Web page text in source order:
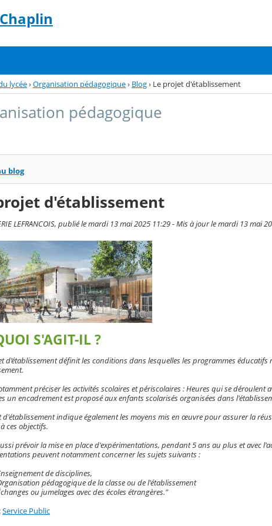
lycée›Organisation pédagogique› Blog› Le projet d'établissement
pédagogique
blog
d'établissement
LEFRANCOIS, publié le mardi 13 mai 2025 11:29 - Mis à jour le mardi 13 mai
S'AGIT-IL ?
d’établissement définit les conditions dans lesquelles les programmes
préciser les activités scolaires et périscolaires : Heures qui se déroulent
un encadrement est proposé aux enfants scolarisés organisées dans
d'établissement indique également les moyens mis en œuvre pour assurer la
ces objectifs.
prévoir la mise en place d'expérimentations, pendant 5 ans au plus et avec
peuvent notamment concerner les sujets suivants :
de disciplines,
pédagogique de la classe ou de l'établissement
ou jumelages avec des écoles étrangères."
Service Public